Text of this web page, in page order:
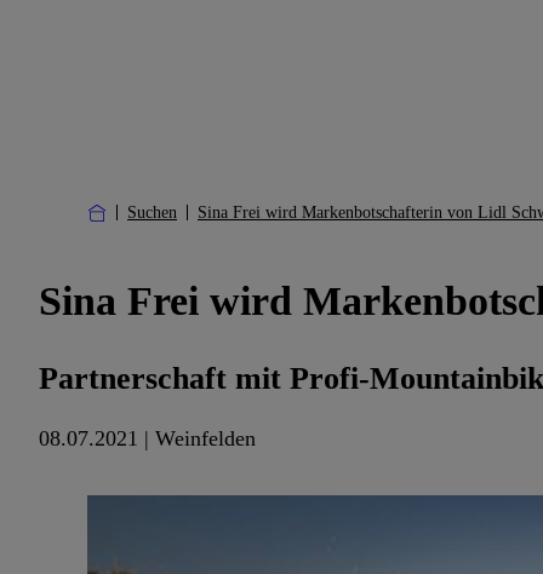
Suchen Sina Frei wird Markenbotschafterin von Lidl
Sina Frei wird
Partnerschaft mit Profi-
08.07.2021 | Weinfelden